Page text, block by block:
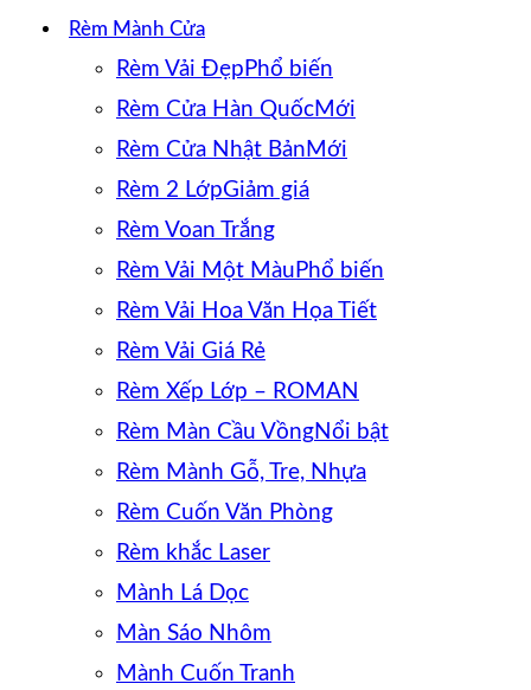
Rèm Mành Cửa
Rèm Vải Đẹp
Rèm Cửa Hàn Quốc
Rèm Cửa Nhật Bản
Rèm 2 Lớp
Rèm Voan Trắng
Rèm Vải Một Màu
Rèm Vải Hoa Văn Họa Tiết
Rèm Vải Giá Rẻ
Rèm Xếp Lớp – ROMAN
Rèm Màn Cầu Vồng
Rèm Mành Gỗ, Tre, Nhựa
Rèm Cuốn Văn Phòng
Rèm khắc Laser
Mành Lá Dọc
Màn Sáo Nhôm
Mành Cuốn Tranh